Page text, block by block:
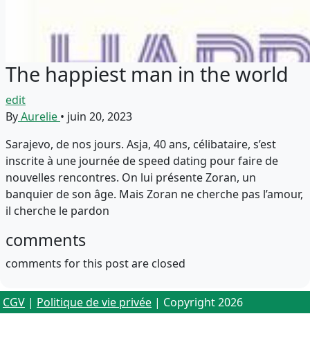
The happiest man in the world
edit
ByAurelie • juin 20, 2023
Sarajevo, de nos jours. Asja, 40 ans, célibataire, s’est
inscrite à une journée de speed dating pour faire de
nouvelles rencontres. On lui présente Zoran, un
banquier de son âge. Mais Zoran ne cherche pas l’amour,
il cherche le pardon
comments
comments for this post are closed
CGV | Politique de vie privée | Copyright 2026